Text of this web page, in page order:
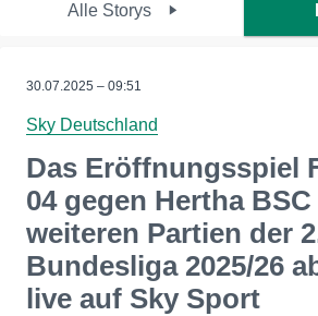
Alle Storys
30.07.2025 – 09:51
Sky Deutschland
Das Eröffnungsspiel
04 gegen Hertha
weiteren Partien der
Bundesliga 2025/26
live auf Sky Sport